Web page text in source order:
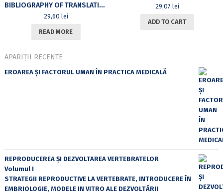
BIBLIOGRAPHY OF TRANSLATIONS FROM SLAVIC LITERATURES (1945-2011)
29,60 lei
READ MORE
29,07 lei
ADD TO CART
APARIȚII RECENTE
EROAREA ȘI FACTORUL UMAN ÎN PRACTICA MEDICALĂ
REPRODUCEREA ȘI DEZVOLTAREA VERTEBRATELOR
Volumul I
STRATEGII REPRODUCTIVE LA VERTEBRATE, INTRODUCERE ÎN
EMBRIOLOGIE, MODELE IN VITRO ALE DEZVOLTĂRII